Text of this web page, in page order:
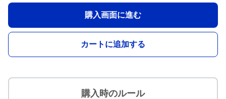
購入画面に進む
カートに追加する
購入時のルール